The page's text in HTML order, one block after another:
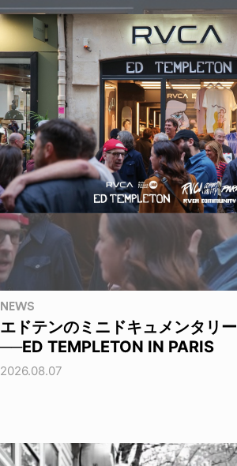
NEWS
エドテンのミニドキュメンタリー
──ED TEMPLETON IN PARIS
2026.08.07